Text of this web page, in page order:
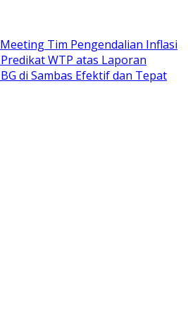
Tim Pengendalian Inflasi
WTP atas Laporan
di Sambas Efektif dan Tepat